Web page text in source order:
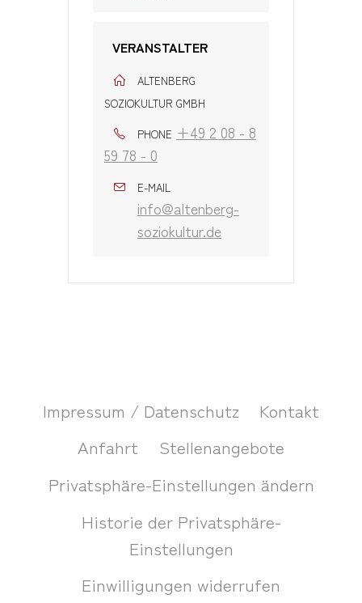
VERANSTALTER
ALTENBERG
SOZIOKULTUR GMBH
PHONE +49 2 08 - 8
59 78 - 0
E-MAIL
info@altenberg-
soziokultur.de
Impressum / Datenschutz
Kontakt
Anfahrt
Stellenangebote
Privatsphäre-Einstellungen ändern
Historie der Privatsphäre-
Einstellungen
Einwilligungen widerrufen